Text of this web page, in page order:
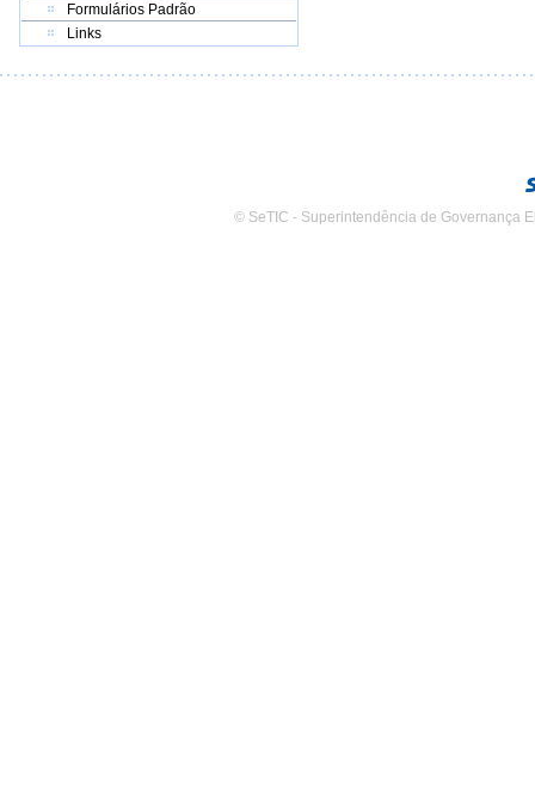
Formulários Padrão
Links
© SeTIC - Superintendência de Governança